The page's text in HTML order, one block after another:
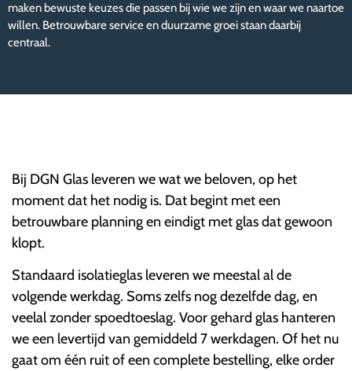
maken bewuste keuzes die passen bij wie we zijn en waar we naartoe
willen. Betrouwbare service en duurzame groei staan daarbij
centraal.
Bij DGN Glas leveren we wat we beloven, op het
moment dat het nodig is. Dat begint met een
betrouwbare planning en eindigt met glas dat gewoon
klopt.
Standaard isolatieglas leveren we meestal al de
volgende werkdag. Soms zelfs nog dezelfde dag, en
veelal zonder spoedtoeslag. Voor gehard glas hanteren
we een levertijd van gemiddeld 7 werkdagen. Of het nu
gaat om één ruit of een complete bestelling, elke order